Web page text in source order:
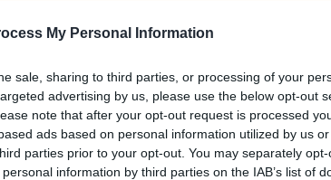
My Personal Information
sale, sharing to third parties, or processing of your
advertising by us, please use the below opt-out
note that after your opt-out request is processed
ads based on personal information utilized by us
parties prior to your opt-out. You may separately
information by third parties on the IAB’s list of